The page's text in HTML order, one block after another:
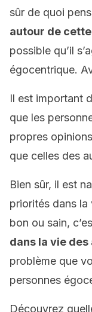
sûr de quoi
autour de
possible qu’il
égocentrique.
Il est important
que les
propres
que celles des
Bien sûr, il est
priorités dans la
bon ou sain,
dans la vie
problème que
personnes
Découvrez